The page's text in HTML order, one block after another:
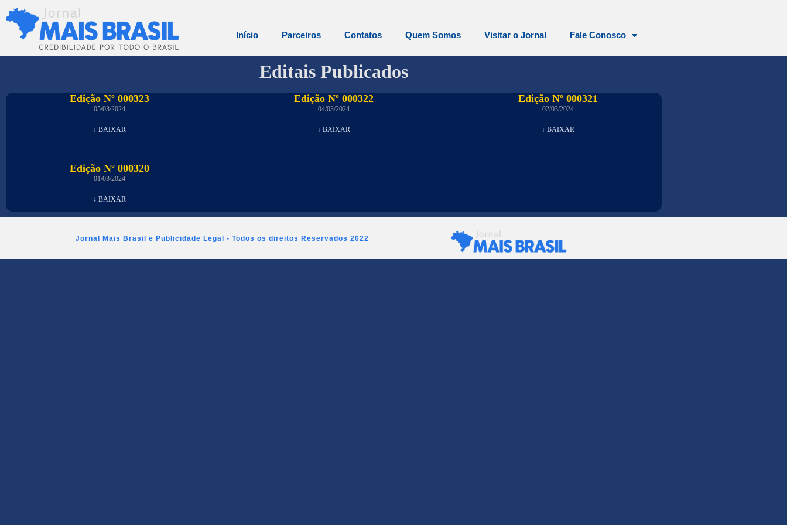
Início Parceiros Contatos Quem Somos Visitar o Jornal Fale Conosco
Editais Publicados
Edição Nº 000323
05/03/2024
↓ BAIXAR
Edição Nº 000322
04/03/2024
↓ BAIXAR
Edição Nº 000321
02/03/2024
↓ BAIXAR
Edição Nº 000320
01/03/2024
↓ BAIXAR
Jornal Mais Brasil e Publicidade Legal - Todos os direitos Reservados 2022